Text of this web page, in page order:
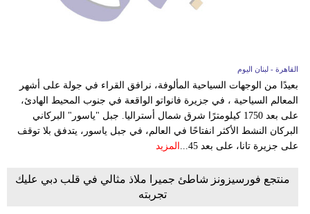
القاهرة - لبنان اليوم
بعيدًا من الوجهات السياحية المألوفة، نرافق القراء في جولة على أشهر
المعالم السياحية ، في جزيرة فانواتو الواقعة في جنوب المحيط الهادئ،
على بعد 1750 كيلومترًا شرق شمال أستراليا. جبل "ياسور" البركاني
البركان النشط الأكثر انفتاحًا في العالم، في جبل ياسور، يتدفق بلا توقف
على جزيرة تانا، على بعد 45...
المزيد
منتجع فورسيزونز شاطئ جميرا ملاذ مثالي في قلب دبي عليك
تجربته